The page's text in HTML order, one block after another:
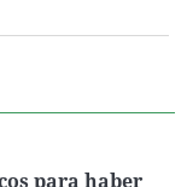
para haber